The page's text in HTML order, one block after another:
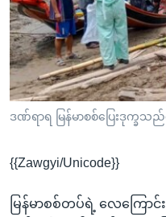
အ
ညွန်း
စာမျက်နှာ
သို့
ကျော်
ကြည့်
ရှာဖွေ
နေရာ
သုတပဒေသာ အင်္ဂလိပ်စာ
Learning English
ဗွီအိုအေ လူမှုကွန်ယက်များ
ဒဏ်ရာရ မြန်မာစစ်ပြေးဒုက္ခ
{{Zawgyi/Unicode}}
မြန်မာစစ်တပ်ရဲ့ လေကြေ